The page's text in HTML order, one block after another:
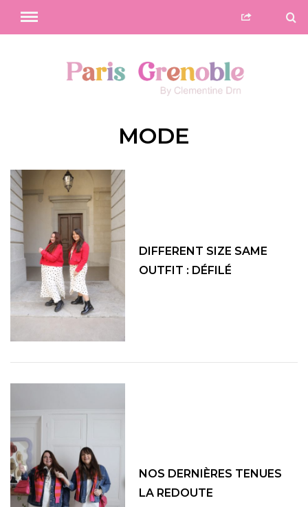
MODE
DIFFERENT SIZE SAME
OUTFIT : DÉFILÉ
NOS DERNIÈRES TENUES
LA REDOUTE